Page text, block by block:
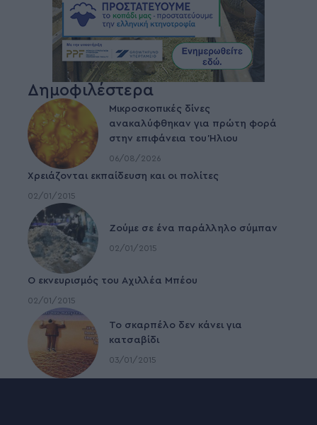
Δημοφιλέστερα
Μικροσκοπικές δίνες
ανακαλύφθηκαν για πρώτη φορά
στην επιφάνεια του Ήλιου
06/08/2026
Χρειάζονται εκπαίδευση και οι πολίτες
02/01/2015
Ζούμε σε ένα παράλληλο σύμπαν
02/01/2015
Ο εκνευρισμός του Αχιλλέα Μπέου
02/01/2015
To σκαρπέλο δεν κάνει για
κατσαβίδι
03/01/2015